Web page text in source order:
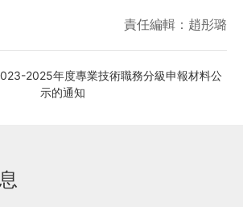
責任編輯：趙彤璐
2025年度專業技術職務分級申報材料公
示的通知